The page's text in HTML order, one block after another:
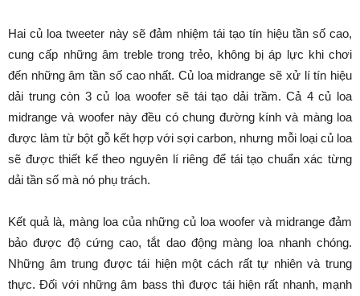
Hai củ loa tweeter này sẽ đảm nhiệm tái tạo tín hiệu tần số cao,
cung cấp những âm treble trong trẻo, không bị áp lực khi chơi
đến những âm tần số cao nhất. Củ loa midrange sẽ xử lí tín hiệu
dải trung còn 3 củ loa woofer sẽ tái tạo dải trầm. Cả 4 củ loa
midrange và woofer này đều có chung đường kính và màng loa
được làm từ bột gỗ kết hợp với sợi carbon, nhưng mỗi loại củ loa
sẽ được thiết kế theo nguyên lí riêng để tái tạo chuẩn xác từng
dải tần số mà nó phụ trách.
Kết quả là, màng loa của những củ loa woofer và midrange đảm
bảo được độ cứng cao, tắt dao động màng loa nhanh chóng.
Những âm trung được tái hiện một cách rất tự nhiên và trung
thực. Đối với những âm bass thì được tái hiện rất nhanh, mạnh